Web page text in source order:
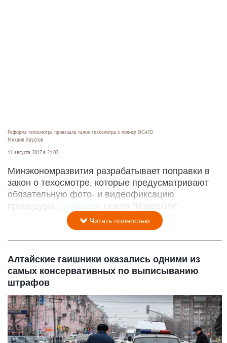
Реформа техосмотра привязала талон техосмотра к полису ОСАГО.
Михаил Хаустов
11 августа 2017 в 21:02
Минэкономразвития разрабатывает поправки в
закон о техосмотре, которые предусматривают
обязательную фото- и видеофиксацию
процедуры,
сообщает газета "Известия".
Читать полностью
Алтайские гаишники оказались одними из
самых консервативных по выписыванию
штрафов